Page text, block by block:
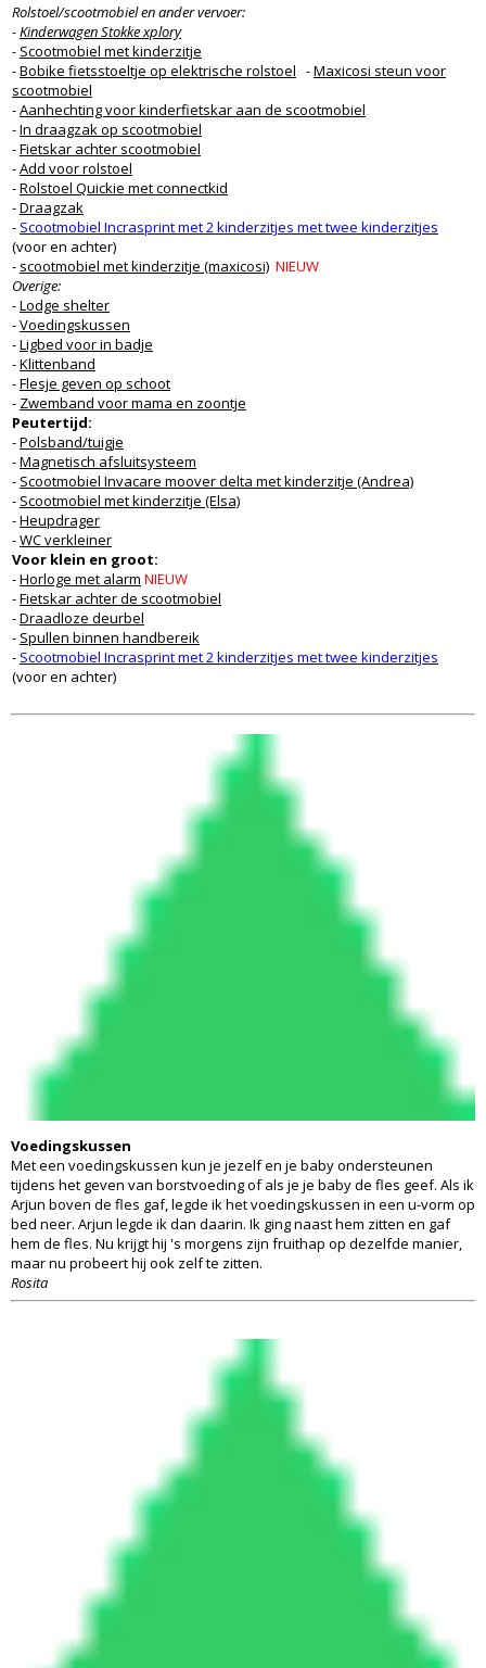
Rolstoel/scootmobiel en ander vervoer:
-Kinderwagen Stokke xplory
- Scootmobiel met kinderzitje
-Bobike fietsstoeltje op elektrische rolstoel -Maxicosi steun voor
scootmobiel
-Aanhechting voor kinderfietskar aan de scootmobiel
-In draagzak op scootmobiel
-Fietskar achter scootmobiel
-Add voor rolstoel
-Rolstoel Quickie met connectkid
-Draagzak
- Scootmobiel Incrasprint met 2 kinderzitjes mettwee kinderzitjes
(voor en achter)
- scootmobiel met kinderzitje (maxicosi) NIEUW
Overige:
-Lodge shelter
-Voedingskussen
-Ligbed voor in badje
-Klittenband
-Flesje geven op schoot
- Zwemband voor mama en zoontje
Peutertijd:
-Polsband/tuigje
-Magnetisch afsluitsysteem
- Scootmobiel Invacare moover delta met kinderzitje (Andrea)
- Scootmobiel met kinderzitje (Elsa)
-Heupdrager
-WC verkleiner
Voor klein en groot:
-Horloge met alarm NIEUW
-Fietskar achter de scootmobiel
-Draadloze deurbel
- Spullen binnen handbereik
- Scootmobiel Incrasprint met 2 kinderzitjes mettwee kinderzitjes
(voor en achter)
Voedingskussen
Met een voedingskussen kun je jezelf en je baby ondersteunen
tijdens het geven van borstvoeding of als je je baby de fles geef. Als ik
Arjun boven de fles gaf, legde ik het voedingskussen in een u-vorm op
bed neer. Arjun legde ik dan daarin. Ik ging naast hem zitten en gaf
hem de fles. Nu krijgt hij 's morgens zijn fruithap op dezelfde manier,
maar nu probeert hij ook zelf te zitten.
Rosita